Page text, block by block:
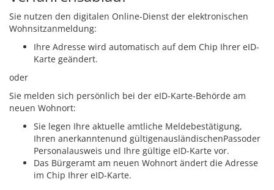
Sie nutzen den digitalen Online-Dienst der elektronischen
Wohnsitzanmeldung:
Ihre Adresse wird automatisch auf dem Chip Ihrer eID-
Karte geändert.
oder
Sie melden sich persönlich bei der eID-Karte-Behörde am
neuen Wohnort:
Sie legen Ihre aktuelle amtliche Meldebestätigung,
Ihren anerkanntenund gültigenausländischenPassoder
Personalausweis und Ihre gültige eID-Karte vor.
Das Bürgeramt am neuen Wohnort ändert die Adresse
im Chip Ihrer eID-Karte.